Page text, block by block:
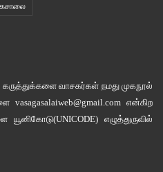
எவளோ சந்தோசமா இருக்கும்? ”
கருத்துக்களை வாசகர்கள் நமது முகநூல்
vasagasalaiweb@gmail.com என்கிற
யூனிகோடு(UNICODE)எழுத்துருவில்